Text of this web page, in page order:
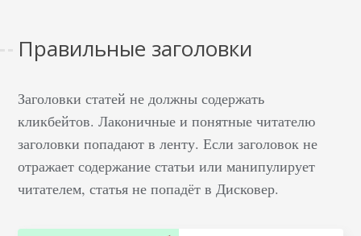
Правильные заголовки
Заголовки статей не должны содержать
кликбейтов. Лаконичные и понятные читателю
заголовки попадают в ленту. Если заголовок не
отражает содержание статьи или манипулирует
читателем, статья не попадёт в Дисковер.